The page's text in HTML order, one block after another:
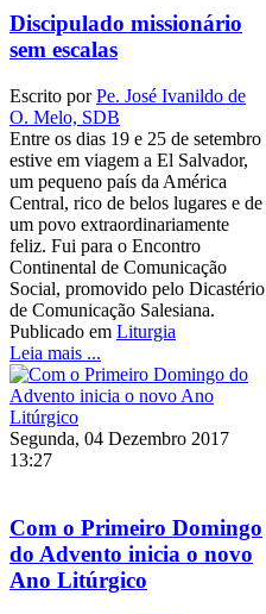
Discipulado missionário
sem escalas
Escrito porPe. José Ivanildo de
O. Melo, SDB
Entre os dias 19 e 25 de setembro
estive em viagem a El Salvador,
um pequeno país da América
Central, rico de belos lugares e de
um povo extraordinariamente
feliz. Fui para o Encontro
Continental de Comunicação
Social, promovido pelo Dicastério
de Comunicação Salesiana.
Publicado em Liturgia
Leia mais ...
Segunda, 04 Dezembro 2017
13:27
Com o Primeiro Domingo
do Advento inicia o novo
Ano Litúrgico